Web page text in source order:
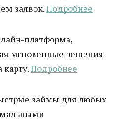
заявок.Подробнее
платформа,
мгновенные решения
Подробнее
займы для любых